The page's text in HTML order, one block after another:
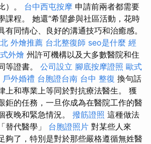
）。 台中西屯按摩 申請前兩者都需要
課程。 她還“希望參與社區活動，花時
有同情心、良好的溝通技巧和治癒感。
外燴推薦 台北整復師 seo是什麼 經
外燴 州許可機構以及大多數醫院和住
等證書。 公司設立 腳底按摩證照 歐式
戶外婚禮 台胞證台南 台中 整復 換句話
上和專業上等同於對抗療法醫生。 獲
鉅的任務，一旦你成為在醫院工作的醫
夜晚和緊急情況。 撥筋證照 這種做法
替代醫學」 台胞證照片 對某些人來
夠了，特別是對於那些嚴格遵循無姓醫